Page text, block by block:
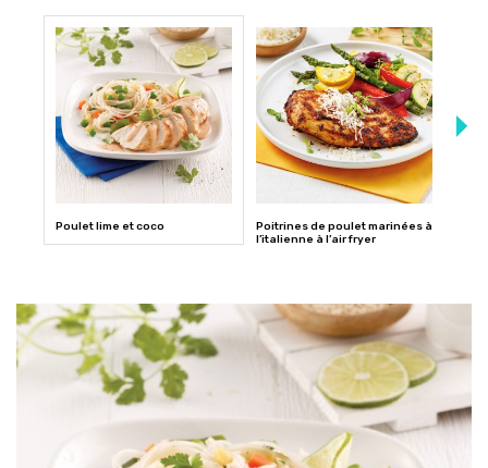
Poulet lime et coco
Poitrines de poulet marinées à
l’italienne à l’air fryer